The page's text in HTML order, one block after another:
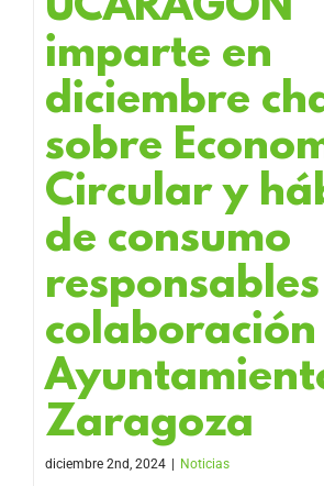
imparte en
diciembre
sobre
Circular y
de consumo
colaboración
Zaragoza
diciembre 2nd, 2024 | Noticias